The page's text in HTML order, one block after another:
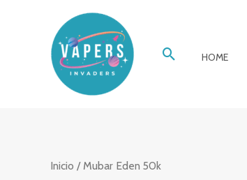
contenido
BuscarHOME
Inicio / Mubar Eden 50k